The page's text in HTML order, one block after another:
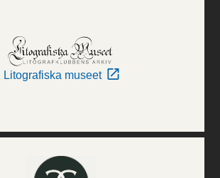
Litografiska museet